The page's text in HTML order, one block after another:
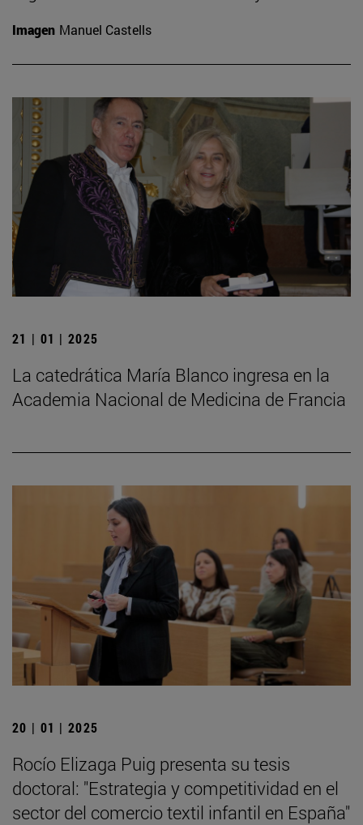
Imagen Manuel Castells
21 | 01 | 2025
La catedrática María Blanco ingresa en la
Academia Nacional de Medicina de Francia
20 | 01 | 2025
Rocío Elizaga Puig presenta su tesis
doctoral: "Estrategia y competitividad en el
sector del comercio textil infantil en España"